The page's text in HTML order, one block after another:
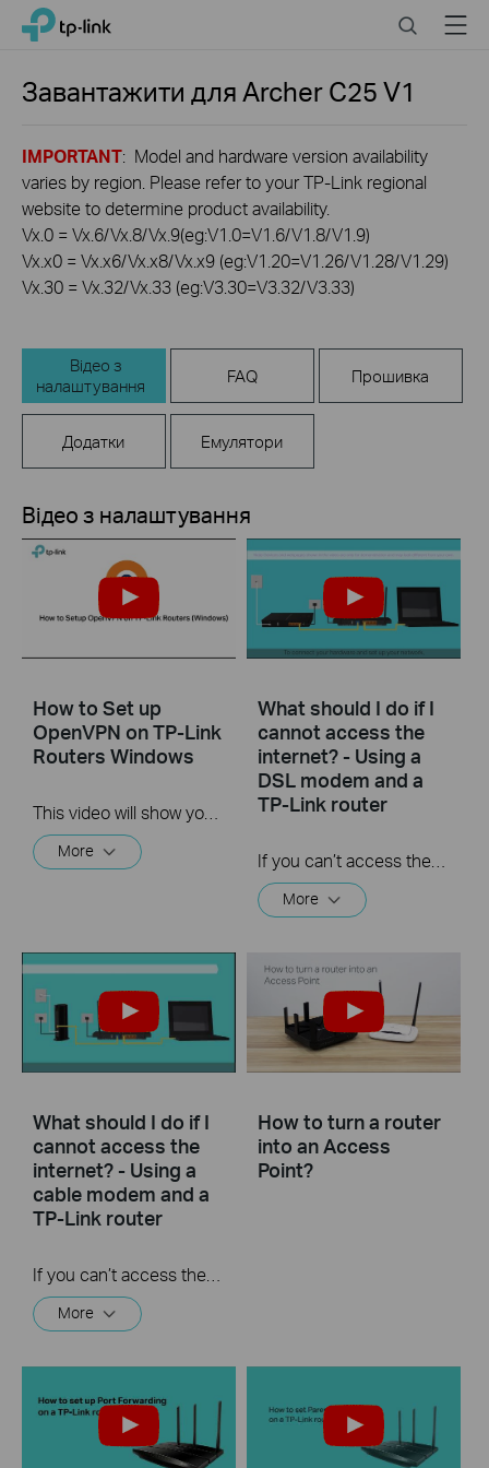
Click
navigation
TP-Link, Reliably Smart SearchMenu
Завантажити дляArcher C25V1
IMPORTANT: Model and hardware version availability
varies by region. Please refer to your TP-Link regional
website to determine product availability.
Vx.0 = Vx.6/Vx.8/Vx.9(eg:V1.0=V1.6/V1.8/V1.9)
Vx.x0 = Vx.x6/Vx.x8/Vx.x9 (eg:V1.20=V1.26/V1.28/V1.29)
Vx.30 = Vx.32/Vx.33 (eg:V3.30=V3.32/V3.33)
Відео з
налаштування
FAQ Прошивка
Додатки Емулятори
Відео з налаштування
How to Set up
OpenVPN on TP-Link
Routers Windows
More
What should I do if I
cannot access the
internet? - Using a
DSL modem and a
TP-Link router
More
What should I do if I
cannot access the
internet? - Using a
cable modem and a
TP-Link router
If you can’t access the internet using a cable modem and TP-Link router, follow this video step by step to solve your problem.
More
How to turn a router
into an Access
Point?